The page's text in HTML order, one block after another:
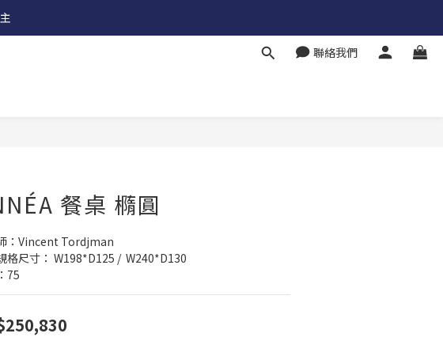
調漲 3%
聯絡我們
餐桌 橢圓
：Vincent Tordjman
格尺寸： W198*D125 /  W240*D130
75